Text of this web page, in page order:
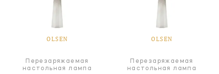
OLSEN
Перезаряжаемая
настольная лампа
OLSEN
Перезаряжаемая
настольная лампа